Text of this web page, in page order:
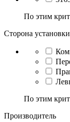
По этим
Сторона установки
По этим
Производитель